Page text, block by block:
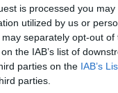
is processed you may
utilized by us or
separately opt-out of
the IAB’s list of
parties on the IAB’s
parties.